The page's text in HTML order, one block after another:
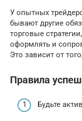
У опытных
бывают другие
торговые
оформлять и
Это зависит от
Правила
Будьте